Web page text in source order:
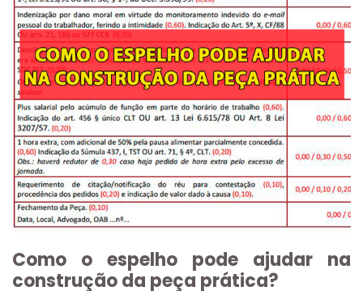
Como o espelho pode ajudar na
construção da peça prática?